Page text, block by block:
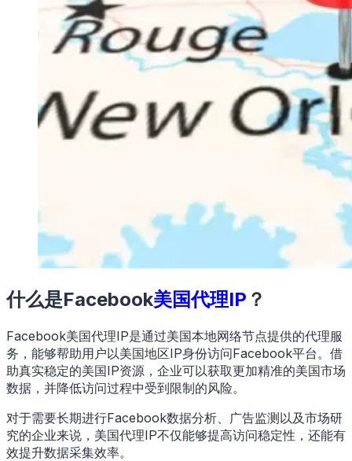
什么是Facebook美国代理IP ？
Facebook美国代理IP是通过美国本地网络节点提供的代理服
务，能够帮助用户以美国地区IP身份访问Facebook平台。借
助真实稳定的美国IP资源，企业可以获取更加精准的美国市场
数据，并降低访问过程中受到限制的风险。
对于需要长期进行Facebook数据分析、广告监测以及市场研
究的企业来说，美国代理IP不仅能够提高访问稳定性，还能有
效提升数据采集效率。